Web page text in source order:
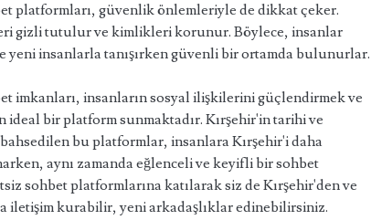
platformları, güvenlik önlemleriyle de dikkat çeker.
gizli tutulur ve kimlikleri korunur. Böylece, insanlar
yeni insanlarla tanışırken güvenli bir ortamda bulunurlar.
imkanları, insanların sosyal ilişkilerini güçlendirmek ve
ideal bir platform sunmaktadır. Kırşehir'in tarihi ve
bu platformlar, insanlara Kırşehir'i daha
aynı zamanda eğlenceli ve keyifli bir sohbet
sohbet platformlarına katılarak siz de Kırşehir'den ve
iletişim kurabilir, yeni arkadaşlıklar edinebilirsiniz.